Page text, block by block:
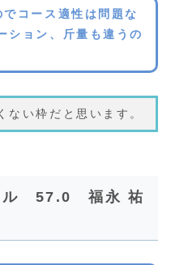
コース適性は問題な
ション、斤量も違うの
ない枠だと思います。
ル 57.0 福永 祐